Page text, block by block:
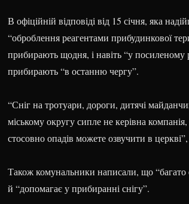
В офіційній відповіді від 15 січня, яка
“оброблення реагентами прибудинкової
прибирають щодня, і навіть “у посиленому
прибирають “в останню чергу”.
“Сніг на тротуари, дороги, дитячі
міському округу сипле не керівна
стосовно опадів можете озвучити в
Також комунальники написали, що “багато
й “допомагає у прибиранні снігу”.